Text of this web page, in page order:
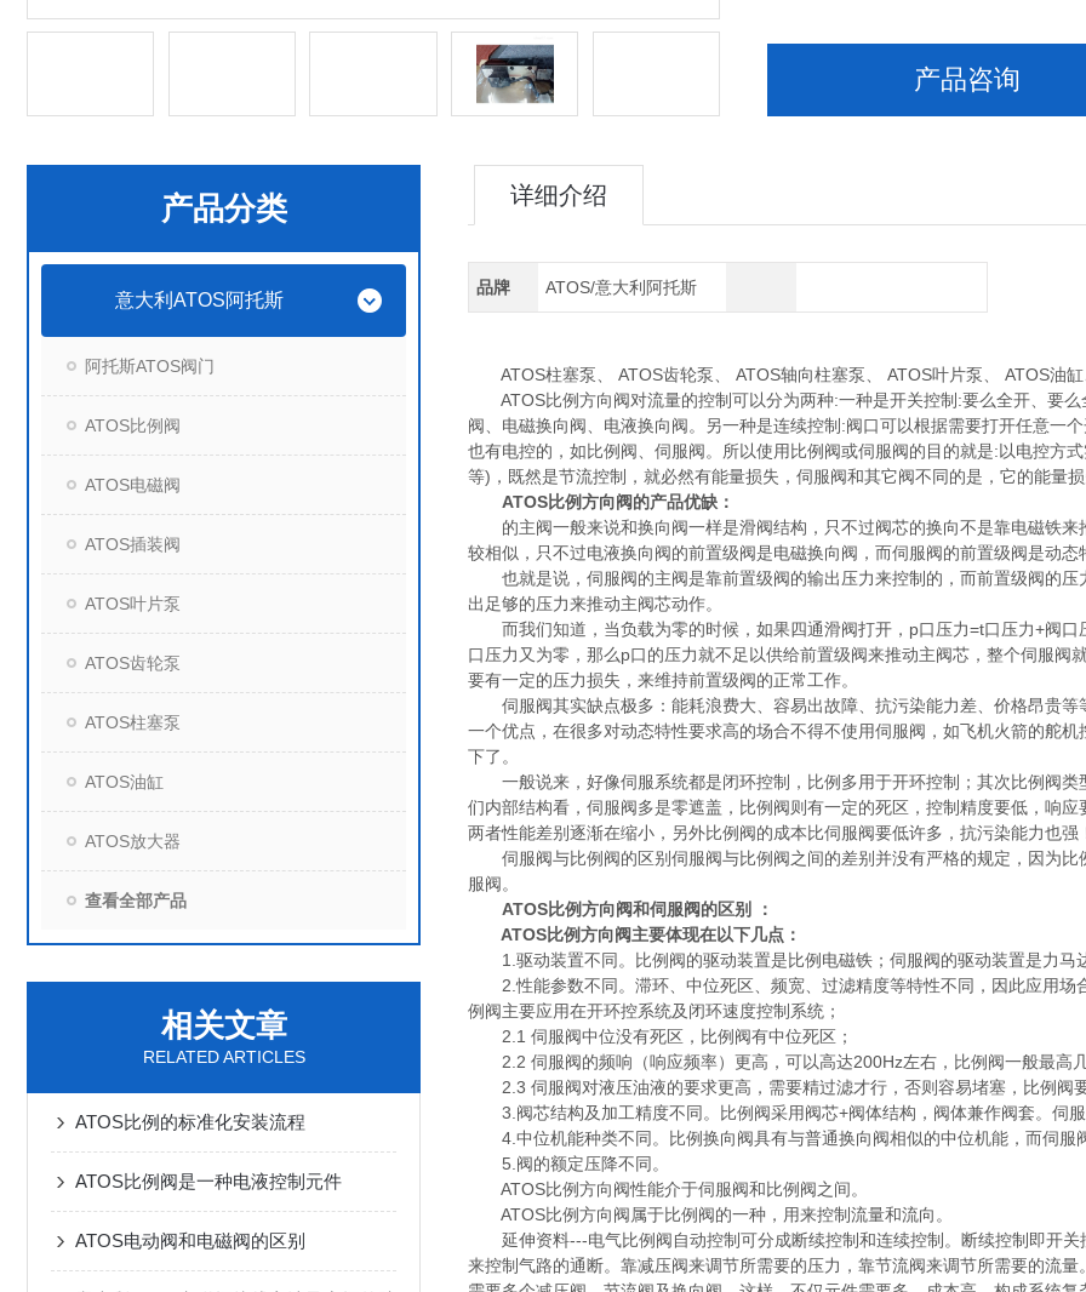
产品咨询
产品分类
意大利ATOS阿托斯
阿托斯ATOS阀门
ATOS比例阀
ATOS电磁阀
ATOS插装阀
ATOS叶片泵
ATOS齿轮泵
ATOS柱塞泵
ATOS油缸
ATOS放大器
查看全部产品
相关文章
RELATED ARTICLES
ATOS比例的标准化安装流程
ATOS比例阀是一种电液控制元件
ATOS电动阀和电磁阀的区别
详细介绍
品牌 ATOS/意大利阿托斯
ATOS柱塞泵、 ATOS齿轮泵、 ATOS轴向柱塞泵、 ATOS叶片泵、 ATOS油缸
ATOS比例方向阀对流量的控制可以分为两种:一种是开关控制:要么全开、要么
阀、电磁换向阀、电液换向阀。另一种是连续控制:阀口可以根据需要打开任意一
也有电控的，如比例阀、伺服阀。所以使用比例阀或伺服阀的目的就是:以电控方
等)，既然是节流控制，就必然有能量损失，伺服阀和其它阀不同的是，它的能量
ATOS比例方向阀的产品优缺：
的主阀一般来说和换向阀一样是滑阀结构，只不过阀芯的换向不是靠电磁铁来
较相似，只不过电液换向阀的前置级阀是电磁换向阀，而伺服阀的前置级阀是动态
也就是说，伺服阀的主阀是靠前置级阀的输出压力来控制的，而前置级阀的压
出足够的压力来推动主阀芯动作。
而我们知道，当负载为零的时候，如果四通滑阀打开，p口压力=t口压力+阀口
口压力又为零，那么p口的压力就不足以供给前置级阀来推动主阀芯，整个伺服
要有一定的压力损失，来维持前置级阀的正常工作。
伺服阀其实缺点极多：能耗浪费大、容易出故障、抗污染能力差、价格昂贵等
一个优点，在很多对动态特性要求高的场合不得不使用伺服阀，如飞机火箭的舵
下了。
一般说来，好像伺服系统都是闭环控制，比例多用于开环控制；其次比例阀类
们内部结构看，伺服阀多是零遮盖，比例阀则有一定的死区，控制精度要低，响
两者性能差别逐渐在缩小，另外比例阀的成本比伺服阀要低许多，抗污染能力也强
伺服阀与比例阀的区别伺服阀与比例阀之间的差别并没有严格的规定，因为比
服阀。
ATOS比例方向阀和伺服阀的区别 ：
ATOS比例方向阀主要体现在以下几点：
1.驱动装置不同。比例阀的驱动装置是比例电磁铁；伺服阀的驱动装置是力马
2.性能参数不同。滞环、中位死区、频宽、过滤精度等特性不同，因此应用场
例阀主要应用在开环控系统及闭环速度控制系统；
2.1 伺服阀中位没有死区，比例阀有中位死区；
2.2 伺服阀的频响（响应频率）更高，可以高达200Hz左右，比例阀一般最高几
2.3 伺服阀对液压油液的要求更高，需要精过滤才行，否则容易堵塞，比例阀
3.阀芯结构及加工精度不同。比例阀采用阀芯+阀体结构，阀体兼作阀套。伺服
4.中位机能种类不同。比例换向阀具有与普通换向阀相似的中位机能，而伺服
5.阀的额定压降不同。
ATOS比例方向阀性能介于伺服阀和比例阀之间。
ATOS比例方向阀属于比例阀的一种，用来控制流量和流向。
延伸资料---电气比例阀自动控制可分成断续控制和连续控制。断续控制即开关
来控制气路的通断。靠减压阀来调节所需要的压力，靠节流阀来调节所需要的流